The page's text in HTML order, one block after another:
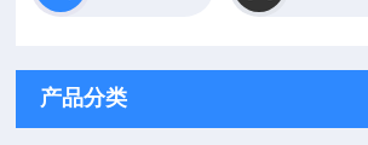
产品分类